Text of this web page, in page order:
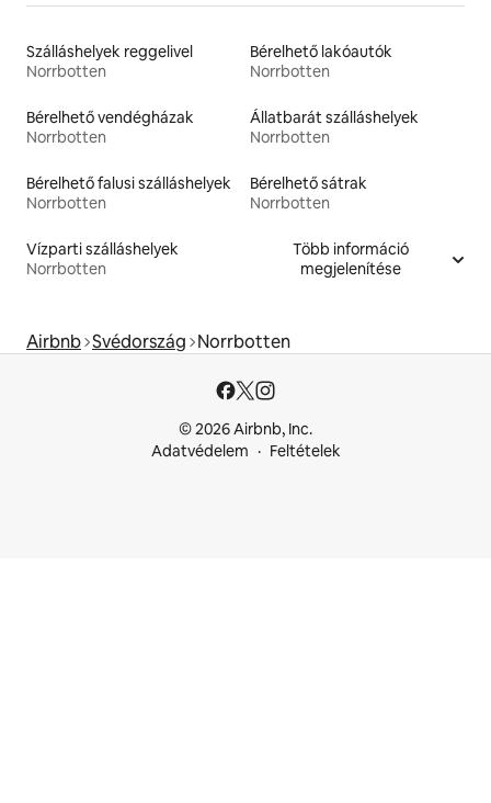
Szálláshelyek reggelivel
Norrbotten
Bérelhető lakóautók
Norrbotten
Bérelhető vendégházak
Norrbotten
Állatbarát szálláshelyek
Norrbotten
Bérelhető falusi szálláshelyek
Norrbotten
Bérelhető sátrak
Norrbotten
Vízparti szálláshelyek
Norrbotten
Több információ
megjelenítése
Airbnb Svédország Norrbotten
© 2026 Airbnb, Inc.
Adatvédelem
Feltételek